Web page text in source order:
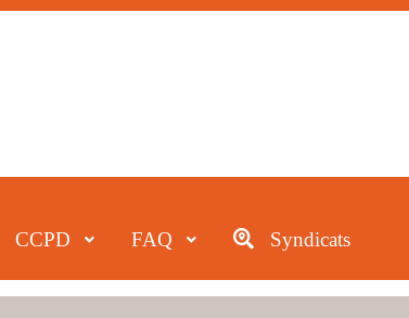
CCPD FAQ Syndicats